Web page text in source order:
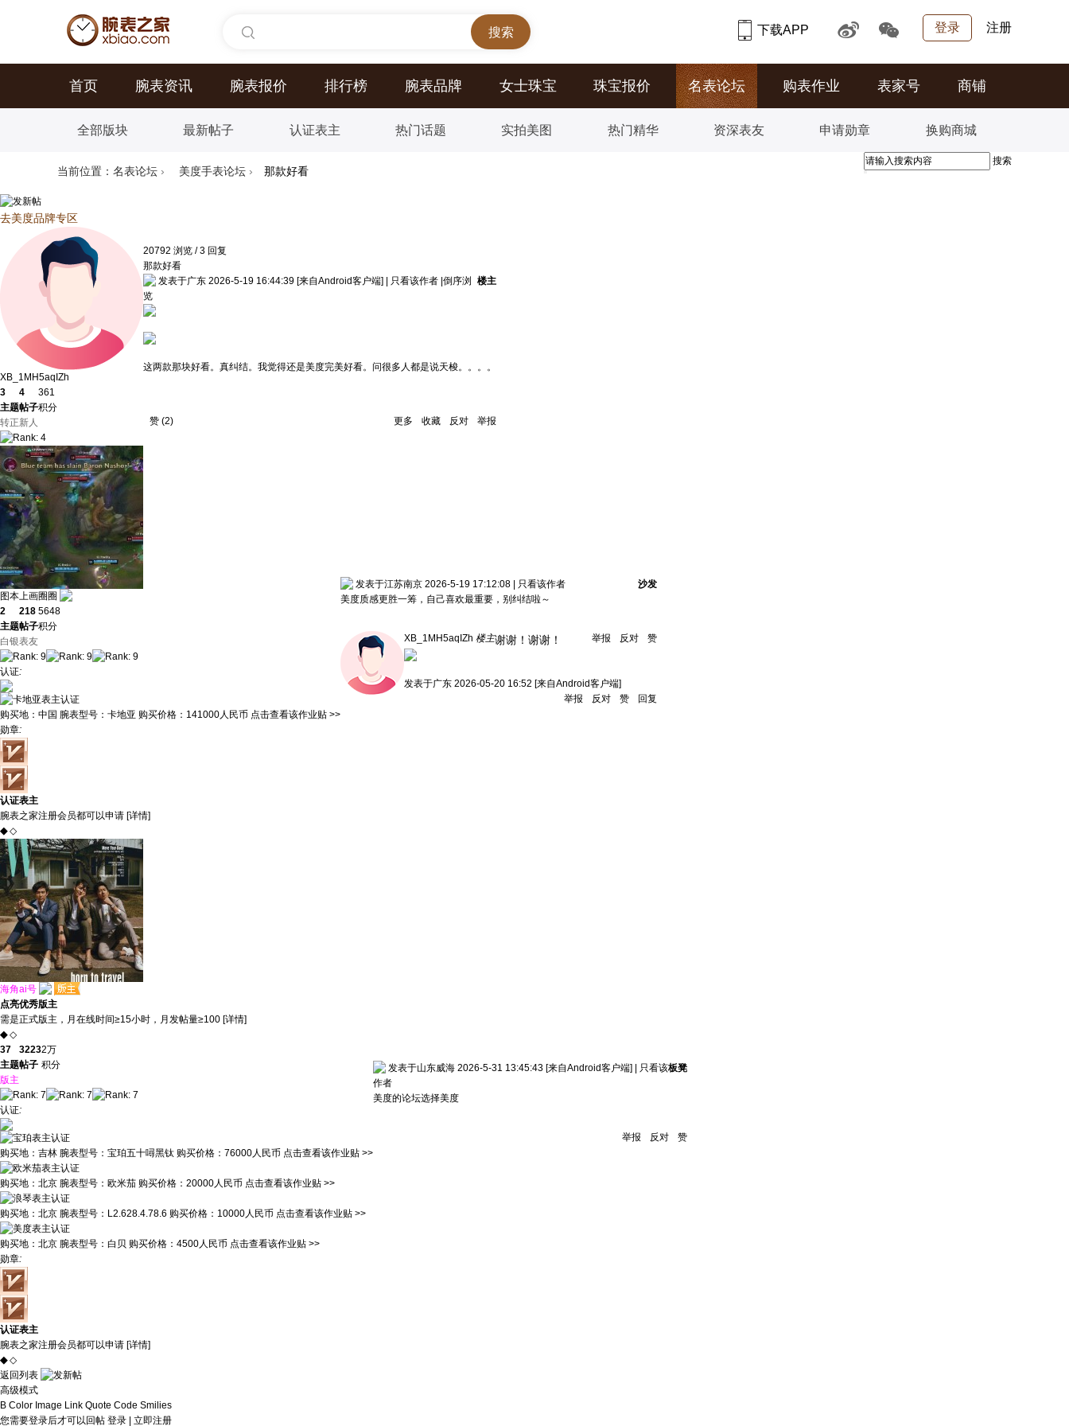
登录 注册
下载APP
首页 腕表资讯 腕表报价 排行榜 腕表品牌 女士珠宝 珠宝报价 名表论坛 购表作业 表家号 商铺
全部版块 最新帖子 认证表主 热门话题 实拍美图 热门精华 资深表友 申请勋章 换购商城
当前位置： 名表论坛 › 美度手表论坛 › 那款好看
搜索
去美度品牌专区
XB_1MH5aqIZh
3
主题
4
帖子
361
积分
转正新人
20792 浏览 /3 回复
那款好看
楼主
发表于广东 2026-5-19 16:44:39 [来自Android客户端] 只看该作者 倒序浏
览
这两款那块好看。真纠结。我觉得还是美度完美好看。问很多人都是说天梭。。。。
赞 (2) 更多 收藏 反对 举报
图本上画圈圈
2
主题
218
帖子
5648
积分
白银表友
认证:
购买地： 中国 腕表型号： 卡地亚 购买价格： 141000人民币 点击查看该作业贴 >>
勋章:
认证表主
腕表之家注册会员都可以申请 [详情]
◆ ◇
沙发
发表于江苏南京 2026-5-19 17:12:08
只看该作者
美度质感更胜一筹，自己喜欢最重要，别纠结啦～
举报 反对 赞
XB_1MH5aqIZh 楼主谢谢！谢谢！
发表于广东 2026-05-20 16:52 [来自Android客户端]
举报
反对 赞 回复
海角ai号
点亮优秀版主
需是正式版主，月在线时间≥15小时，月发帖量≥100 [详情]
◆ ◇
37
主题
3223
帖子
2万
积分
版主
认证:
购买地： 吉林 腕表型号： 宝珀五十噚黑钛 购买价格： 76000人民币 点击查看该作业贴 >>
购买地： 北京 腕表型号： 欧米茄 购买价格： 20000人民币 点击查看该作业贴 >>
购买地： 北京 腕表型号： L2.628.4.78.6 购买价格： 10000人民币 点击查看该作业贴 >>
购买地： 北京 腕表型号： 白贝 购买价格： 4500人民币 点击查看该作业贴 >>
勋章:
认证表主
腕表之家注册会员都可以申请 [详情]
◆ ◇
板凳
发表于山东威海 2026-5-31 13:45:43 [来自Android客户端]
只看该
作者
美度的论坛选择美度
举报 反对 赞
返回列表
高级模式
B Color Image Link Quote Code Smilies
您需要登录后才可以回帖 登录 立即注册